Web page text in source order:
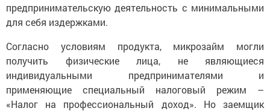
предпринимательскую деятельность с минимальными
для себя издержками.
Согласно условиям продукта, микрозайм могли
получить физические лица, не являющиеся
индивидуальными предпринимателями и
применяющие специальный налоговый режим –
«Налог на профессиональный доход». Но заемщик